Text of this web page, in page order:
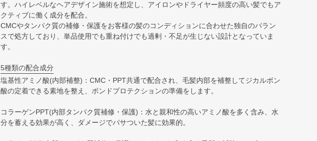
す。ハイレベルなヘアデザイン施術を想定し、アイロンやドライヤー頻度の高い髪でもア
クティブに働く成分を配合。
CMCやタンパク質の補修・保護をお客様の髪のコンディションに合わせた独自のバラン
スで処方しており、単品使用でも重ね付けでも過剰・不足が生じない設計となっていま
す。
5種類の配合成分
塩基性アミノ酸(内部補整)：CMC・PPT共通で配合され、毛髪内部を補整してジカルボン
酸の定着できる素地を整え、ボンドプロテクションの準備をします。
コラーゲンPPT(内部タンパク質補修・保護)：水と親和性の高いアミノ酸を多く含み、水
分を蓄える効果が高く、ダメージでパサついた髪に効果的。